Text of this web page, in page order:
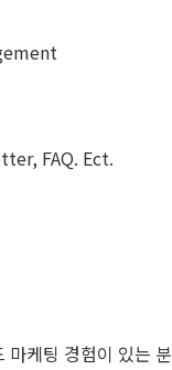
FAQ. Ect.
마케팅 경험이 있는 분